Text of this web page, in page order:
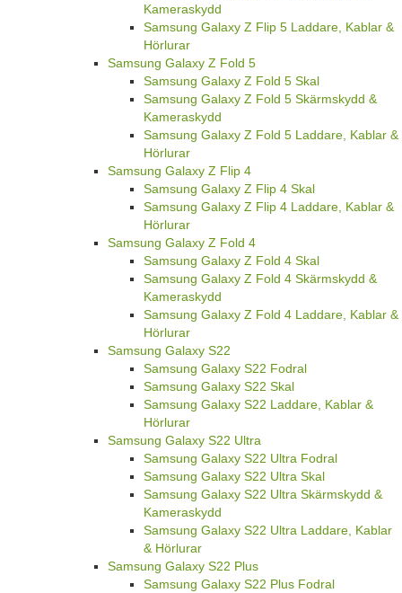
Kameraskydd
Samsung Galaxy Z Flip 5 Laddare, Kablar &
Hörlurar
Samsung Galaxy Z Fold 5
Samsung Galaxy Z Fold 5 Skal
Samsung Galaxy Z Fold 5 Skärmskydd &
Kameraskydd
Samsung Galaxy Z Fold 5 Laddare, Kablar &
Hörlurar
Samsung Galaxy Z Flip 4
Samsung Galaxy Z Flip 4 Skal
Samsung Galaxy Z Flip 4 Laddare, Kablar &
Hörlurar
Samsung Galaxy Z Fold 4
Samsung Galaxy Z Fold 4 Skal
Samsung Galaxy Z Fold 4 Skärmskydd &
Kameraskydd
Samsung Galaxy Z Fold 4 Laddare, Kablar &
Hörlurar
Samsung Galaxy S22
Samsung Galaxy S22 Fodral
Samsung Galaxy S22 Skal
Samsung Galaxy S22 Laddare, Kablar &
Hörlurar
Samsung Galaxy S22 Ultra
Samsung Galaxy S22 Ultra Fodral
Samsung Galaxy S22 Ultra Skal
Samsung Galaxy S22 Ultra Skärmskydd &
Kameraskydd
Samsung Galaxy S22 Ultra Laddare, Kablar
& Hörlurar
Samsung Galaxy S22 Plus
Samsung Galaxy S22 Plus Fodral